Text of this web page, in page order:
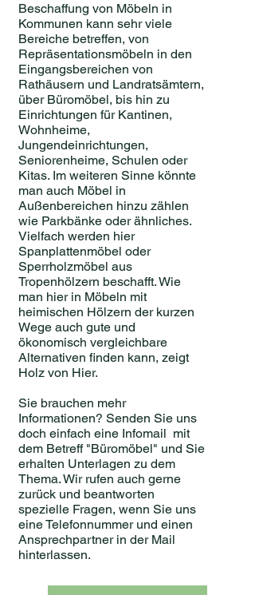
Beschaffung von Möbeln in
Kommunen kann sehr viele
Bereiche betreffen, von
Repräsentationsmöbeln in den
Eingangsbereichen von
Rathäusern und Landratsämtern,
über Büromöbel, bis hin zu
Einrichtungen für Kantinen,
Wohnheime,
Jungendeinrichtungen,
Seniorenheime, Schulen oder
Kitas. Im weiteren Sinne könnte
man auch Möbel in
Außenbereichen hinzu zählen
wie Parkbänke oder ähnliches.
Vielfach werden hier
Spanplattenmöbel oder
Sperrholzmöbel aus
Tropenhölzern beschafft. Wie
man hier in Möbeln mit
heimischen Hölzern der kurzen
Wege auch gute und
ökonomisch vergleichbare
Alternativen finden kann, zeigt
Holz von Hier.
Sie brauchen mehr
Informationen? Senden Sie uns
doch einfach eine Infomail mit
dem Betreff "Büromöbel" und Sie
erhalten Unterlagen zu dem
Thema. Wir rufen auch gerne
zurück und beantworten
spezielle Fragen, wenn Sie uns
eine Telefonnummer und einen
Ansprechpartner in der Mail
hinterlassen.